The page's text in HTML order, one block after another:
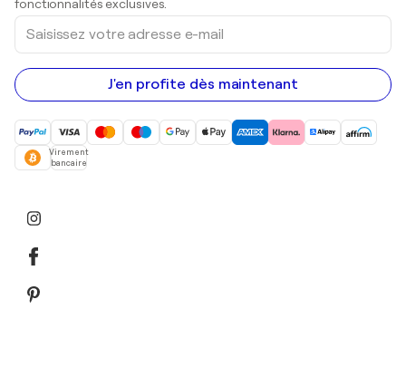
fonctionnalités exclusives.
Saisissez
votre
adresse
e-
mail
J'en profite dès maintenant
Virement
bancaire